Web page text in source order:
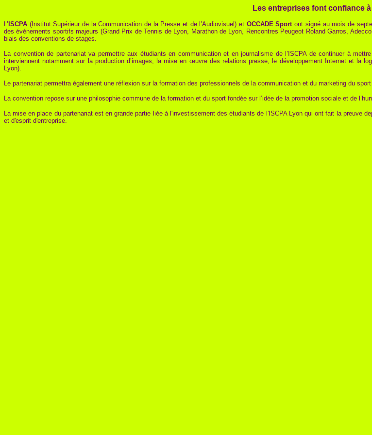
Les entreprises font confiance à
L’ ISCPA (Institut Supérieur de la Communication de la Presse et de l’Audiovisuel) et OCCADE Sportont signé au mois de
des événements sportifs majeurs (Grand Prix de Tennis de Lyon, Marathon de Lyon, Rencontres Peugeot Roland Garros,
biais des conventions de stages.
La convention de partenariat va permettre aux étudiants en communication et en journalisme de l’ISCPA de continuer à
interviennent notamment sur la production d’images, la mise en œuvre des relations presse, le développement Internet et la
Lyon).
Le partenariat permettra également une réflexion sur la formation des professionnels de la communication et du marketing du
La convention repose sur une philosophie commune de la formation et du sport fondée sur l’idée de la promotion sociale et de
La mise en place du partenariat est en grande partie liée à l'investissement des étudiants de l'ISCPA Lyon qui ont fait la preuve
et d'esprit d'entreprise.